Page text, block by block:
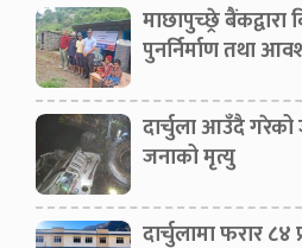
माछापुच्छ्रे बैंकद्वारा
पुनर्निर्माण तथा
दार्चुला आउँदै गरेको
जनाको मृत्यु
दार्चुलामा फरार ८४